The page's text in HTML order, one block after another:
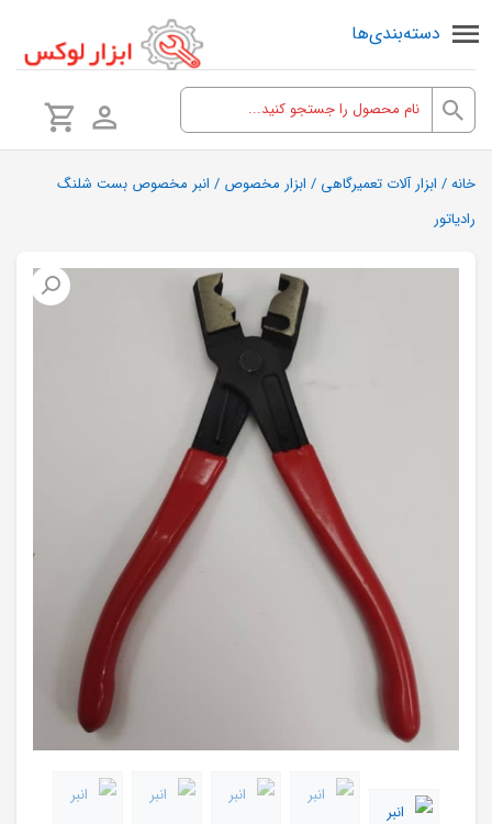
دسته‌بندی‌ها
خانه/ ابزار آلات تعمیرگاهی / ابزار مخصوص / انبر مخصوص بست شلنگ
رادیاتور